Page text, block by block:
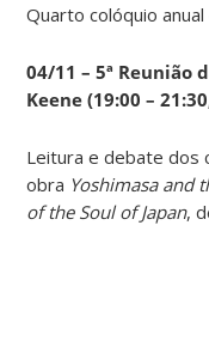
Quarto colóquio anual
04/11 – 5ª Reunião
Keene (19:00 –
Leitura e debate dos
obra Yoshimasa and
of the Soul of Japan,